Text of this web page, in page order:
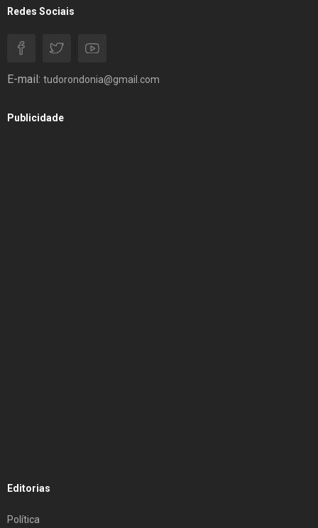
Redes Sociais
E-mail: tudorondonia@gmail.com
Publicidade
Editorias
Política